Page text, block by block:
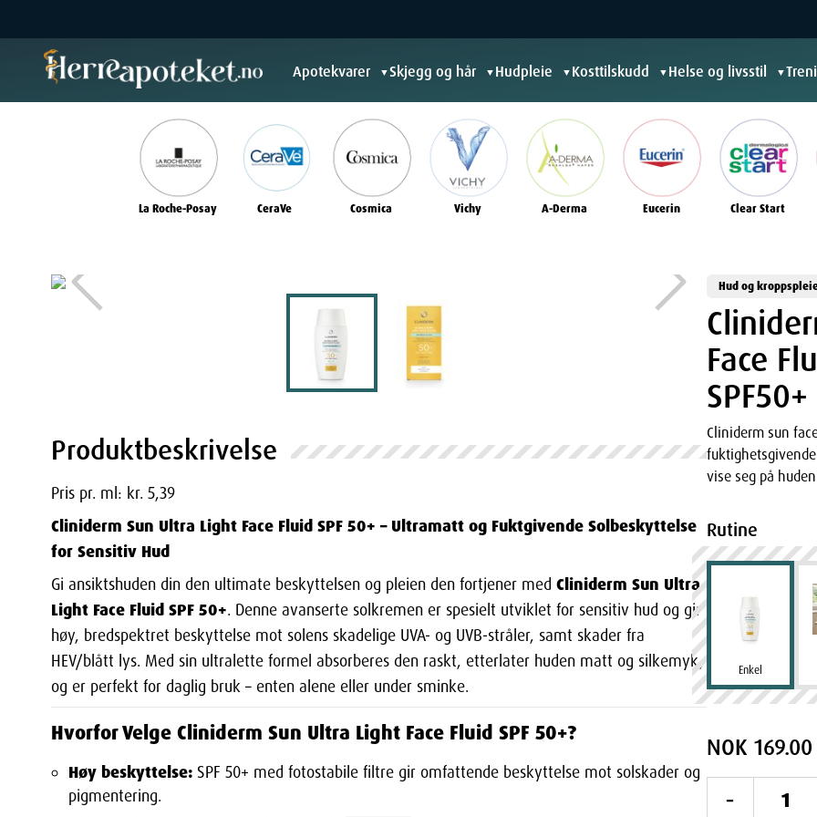
Apotekvarer ▼Skjegg og hår ▼ Hudpleie ▼ Kosttilskudd ▼ Helse og livsstil ▼
La Roche-Posay CeraVe Cosmica Vichy A-Derma Eucerin Clear Start
Produktbeskrivelse
Pris pr. ml: kr. 5,39
Cliniderm Sun Ultra Light Face Fluid SPF 50+ – Ultramatt og Fuktgivende Solbeskyttelse
for Sensitiv Hud
Gi ansiktshuden din den ultimate beskyttelsen og pleien den fortjener med Cliniderm Sun Ultra
Light Face Fluid SPF 50+. Denne avanserte solkremen er spesielt utviklet for sensitiv hud og gir
høy, bredspektret beskyttelse mot solens skadelige UVA- og UVB-stråler, samt skader fra
HEV/blått lys. Med sin ultralette formel absorberes den raskt, etterlater huden matt og silkemyk,
og er perfekt for daglig bruk – enten alene eller under sminke.
Hvorfor Velge Cliniderm Sun Ultra Light Face Fluid SPF 50+?
Høy beskyttelse: SPF 50+ med fotostabile filtre gir omfattende beskyttelse mot solskader og
pigmentering.
Hud og
Face
Cliniderm sun
vise seg på huden
Rutine
Enkel
NOK 169.00
-